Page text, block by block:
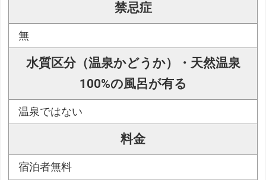
禁忌症
無
水質区分（温泉かどうか）・天然温泉
100%の風呂が有る
温泉ではない
料金
宿泊者無料